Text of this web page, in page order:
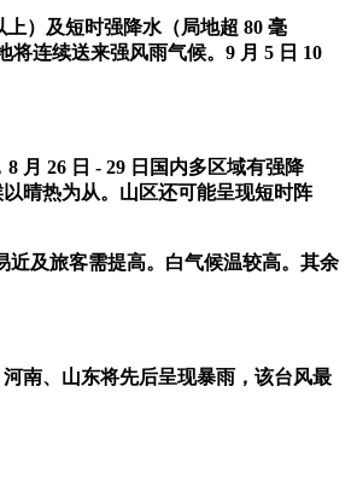
）及短时强降水（局地超 80 毫
连续送来强风雨气候。9 月 5 日 10
月 26 日 - 29 日国内多区域有强降
晴热为从。山区还可能呈现短时阵
及旅客需提高。白气候温较高。其余
南、山东将先后呈现暴雨，该台风最